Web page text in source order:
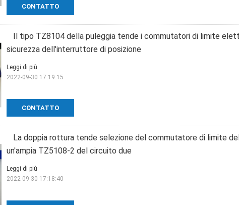
CONTATTO
Il tipo TZ8104 della puleggia tende i commutatori di limite
sicurezza dell'interruttore di posizione
CONTATTO
Leggi di più
2022-09-30 17:19:15
La doppia rottura tende selezione del commutatore di limite
un'ampia TZ5108-2 del circuito due
Leggi di più
2022-09-30 17:18:40